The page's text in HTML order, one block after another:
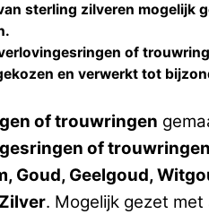
sterling zilveren mogelijk
of
en verwerkt tot
of trouwringen
of trouwringen
Goud, Geelgoud,
. Mogelijk gezet